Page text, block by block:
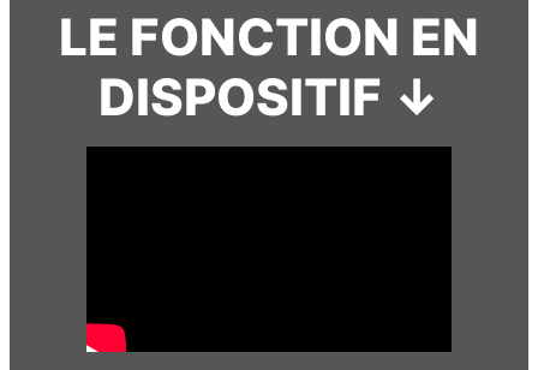
LE FONCTION EN
DISPOSITIF ↓